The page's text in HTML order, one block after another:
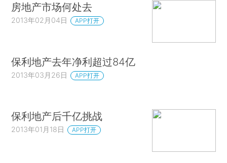
房地产市场何处去
2013年02月04日 APP打开
保利地产去年净利超过84亿
2013年03月26日 APP打开
保利地产后千亿挑战
2013年01月18日 APP打开